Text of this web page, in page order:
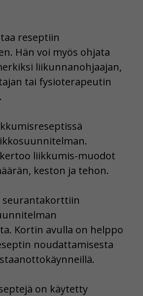
reseptiin
Hän voi myös ohjata
liikunnanohjaajan,
tai fysioterapeutin
liikkumis-muodot
keston ja tehon.
seurantakorttiin
Kortin avulla on helppo
noudattamisesta
on käytetty